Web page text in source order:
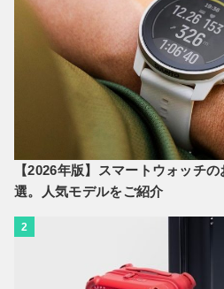
【2026年版】スマートウォッチ
選。人気モデルをご紹介
2